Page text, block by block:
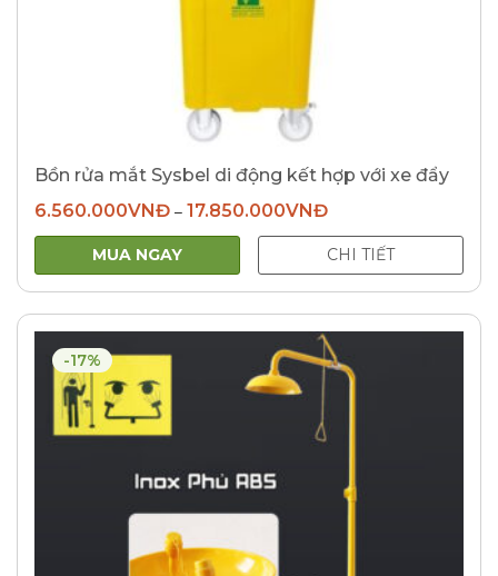
Bồn rửa mắt Sysbel di động kết hợp với xe đẩy
6.560.000VNĐ– 17.850.000VNĐ
MUA NGAY CHI TIẾT
-17%